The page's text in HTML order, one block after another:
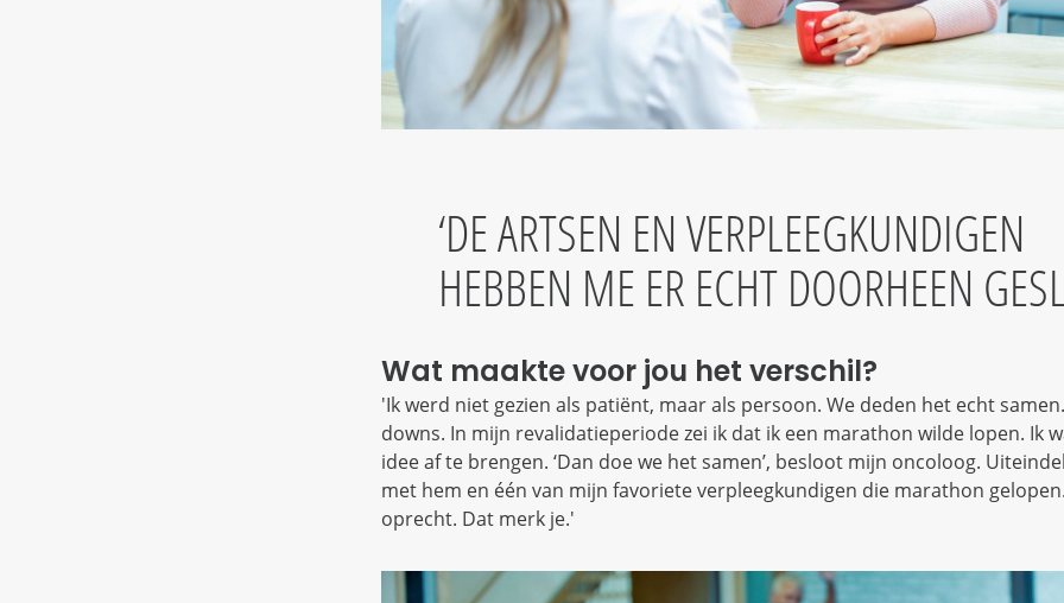
DE ARTSEN EN VERPLEEGKUNDIGEN
HEBBEN ME ER ECHT DOORHEEN
Wat maakte voor jou het verschil?
'Ik werd niet gezien als patiënt, maar als persoon. We deden het echt
downs. In mijn revalidatieperiode zei ik dat ik een marathon wilde lopen. Ik
idee af te brengen. ‘Dan doe we het samen’, besloot mijn oncoloog.
met hem en één van mijn favoriete verpleegkundigen die marathon
oprecht. Dat merk je.'